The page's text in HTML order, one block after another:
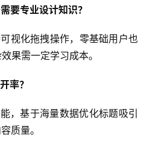
要专业设计知识？
视化拖拽操作，零基础用户也
果需一定学习成本。
率？
，基于海量数据优化标题吸引
质量。